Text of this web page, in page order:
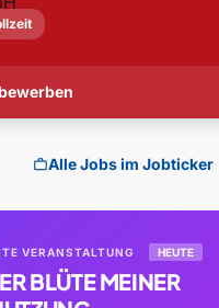
workAlle Jobs im Jobticker
VERANSTALTUNG HEUTE
BLÜTE MEINER